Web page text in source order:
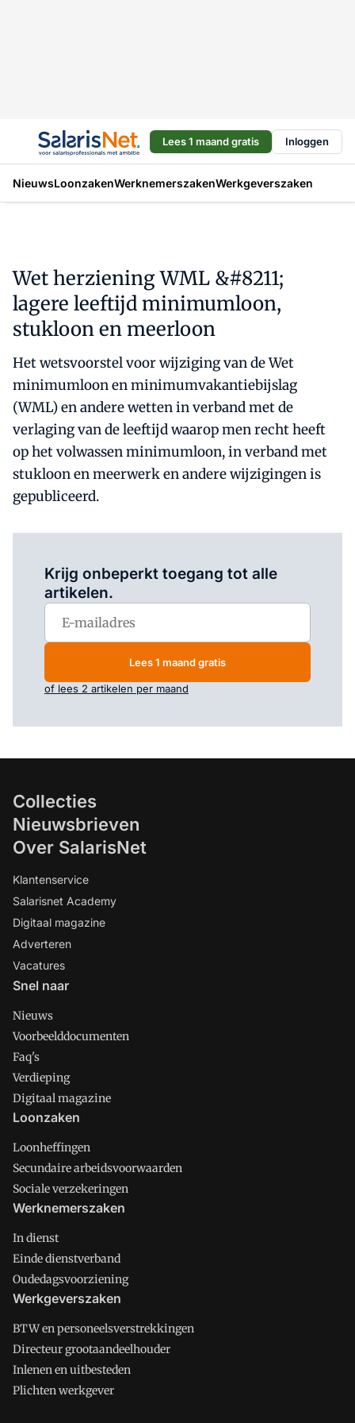
Lees 1 maand gratis Inloggen
NieuwsLoonzakenWerknemerszakenWerkgeverszaken
Wet herziening WML &#8211;
lagere leeftijd minimumloon,
stukloon en meerloon
Het wetsvoorstel voor wijziging van de Wet
minimumloon en minimumvakantiebijslag
(WML) en andere wetten in verband met de
verlaging van de leeftijd waarop men recht heeft
op het volwassen minimumloon, in verband met
stukloon en meerwerk en andere wijzigingen is
gepubliceerd.
Krijg onbeperkt toegang tot alle
artikelen.
Lees 1 maand gratis
of lees 2 artikelen per maand
Collecties
Nieuwsbrieven
Over SalarisNet
Klantenservice
Salarisnet Academy
Digitaal magazine
Adverteren
Vacatures
Snel naar
Nieuws
Voorbeelddocumenten
Faq's
Verdieping
Digitaal magazine
Loonzaken
Loonheffingen
Secundaire arbeidsvoorwaarden
Sociale verzekeringen
Werknemerszaken
In dienst
Einde dienstverband
Oudedagsvoorziening
Werkgeverszaken
BTW en personeelsverstrekkingen
Directeur grootaandeelhouder
Inlenen en uitbesteden
Plichten werkgever